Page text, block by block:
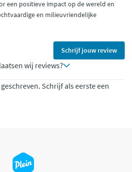
een positieve impact op de wereld en
en milieuvriendelijke
Schrijf jouw review
wij reviews?
Schrijf als eerste een